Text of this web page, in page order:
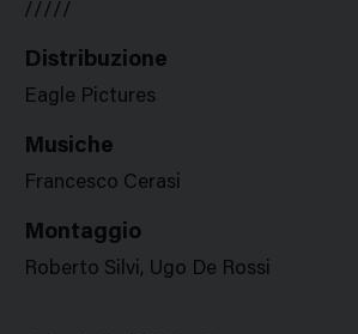
/////
Distribuzione
Eagle Pictures
Musiche
Francesco Cerasi
Montaggio
Roberto Silvi, Ugo De Rossi